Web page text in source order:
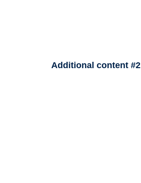
Additional content #2